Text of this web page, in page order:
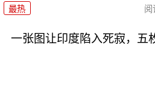
最热 阅
一张图让印度陷入死寂，五